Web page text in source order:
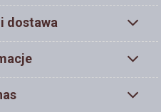
dostawa